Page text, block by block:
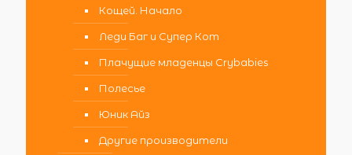
Кощей. Начало
Леди Баг и Супер Кот
Плачущие младенцы Crybabies
Полесье
Юник Айз
Другие производители